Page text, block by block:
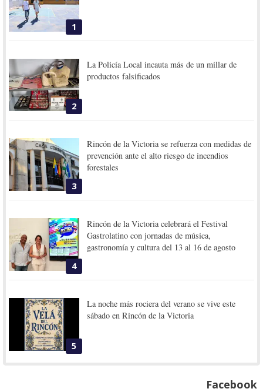
1
2
La Policía Local incauta más de un millar de
productos falsificados
3
Rincón de la Victoria se refuerza con medidas de
prevención ante el alto riesgo de incendios
forestales
4
Rincón de la Victoria celebrará el Festival
Gastrolatino con jornadas de música,
gastronomía y cultura del 13 al 16 de agosto
5
La noche más rociera del verano se vive este
sábado en Rincón de la Victoria
Facebook